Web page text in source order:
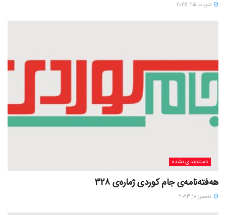
شوبات 25, 2025
دسته‌بندی نشده
هەفتەنامەی جام کوردی ژمارەی 328
ته‌مموز 18, 2023